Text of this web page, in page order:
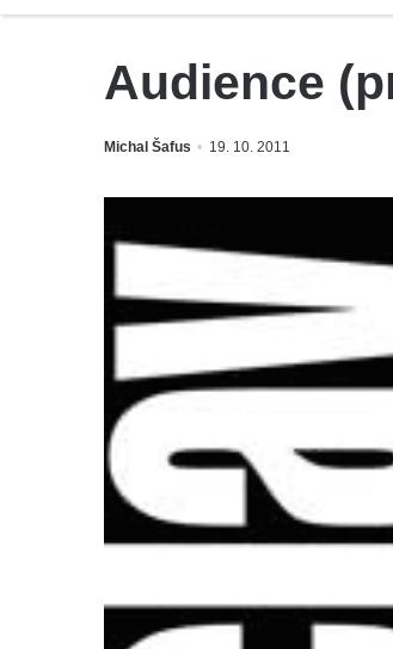
Audience
Michal Šafus 19. 10. 2011